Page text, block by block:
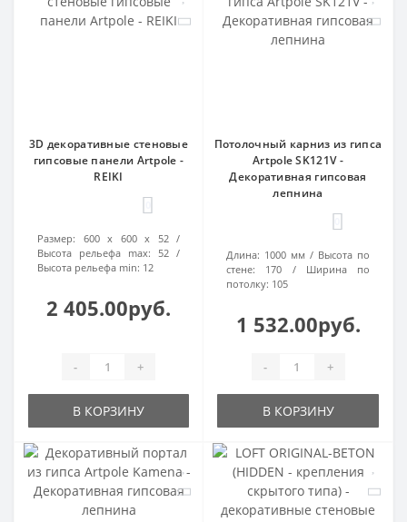
3D декоративные стеновые
гипсовые панели Artpole -
REIKI
Размер:
600 х 600 х 52
Высота рельефа max: 52
Высота рельефа min: 12
2 405.00руб.
- +
В КОРЗИНУ
Потолочный карниз из гипса
Artpole SK121V -
Декоративная гипсовая
лепнина
Длина: 1000 мм
Высота по
стене:
170
Ширина по
потолку: 105
1 532.00руб.
- +
В КОРЗИНУ